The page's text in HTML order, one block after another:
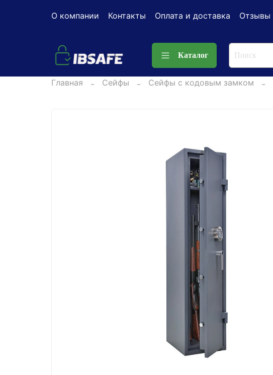
О компании Контакты Оплата и доставка Отзывы
Каталог
Главная Сейфы Сейфы с кодовым замком